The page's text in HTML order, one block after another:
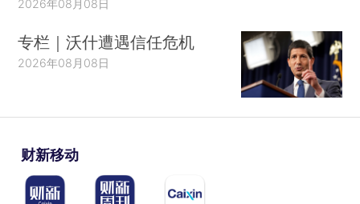
2026年08月08日
专栏｜沃什遭遇信任危机
2026年08月08日
财新移动